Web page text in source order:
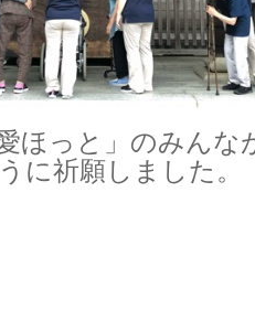
ほっと」のみんな
に祈願しました。